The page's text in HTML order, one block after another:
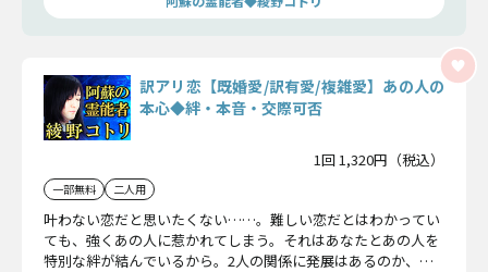
訳アリ恋【既婚愛/訳有愛/複雑愛】あの人の
本心◆絆・本音・交際可否
1回 1,320円（税込）
一部無料 二人用
叶わない恋だと思いたくない……。難しい恋だとはわかってい
ても、強くあの人に惹かれてしまう。それはあなたとあの人を
特別な絆が結んでいるから。2人の関係に発展はあるのか、あ